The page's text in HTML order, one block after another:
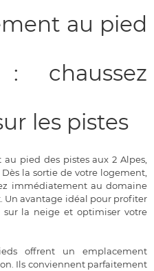
au pied
chaussez
les pistes
pied des pistes aux 2 Alpes,
la sortie de votre logement,
immédiatement au domaine
Un avantage idéal pour profiter
la neige et optimiser votre
offrent un emplacement
Ils conviennent parfaitement